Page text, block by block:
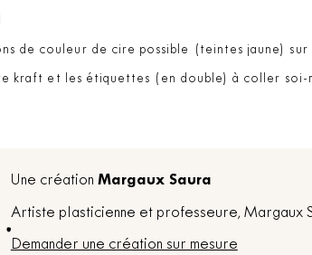
de couleur de cire possible (teintes jaune)
kraft et les étiquettes (en double) à coller soi-
Une création Margaux Saura
Artiste plasticienne et professeure, Margaux
Demander une création sur mesure